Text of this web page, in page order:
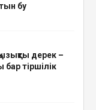
бу
дерек –
бар тіршілік